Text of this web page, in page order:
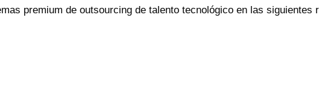
premium de outsourcing de talento tecnológico en las siguientes